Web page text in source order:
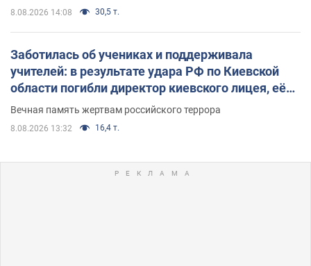
8.08.2026 14:08 30,5 т.
Заботилась об учениках и поддерживала
учителей: в результате удара РФ по Киевской
области погибли директор киевского лицея, её
муж и внук
Вечная память жертвам российского террора
8.08.2026 13:32 16,4 т.